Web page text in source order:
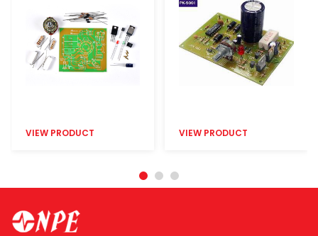
VIEW PRODUCT VIEW PRODUCT